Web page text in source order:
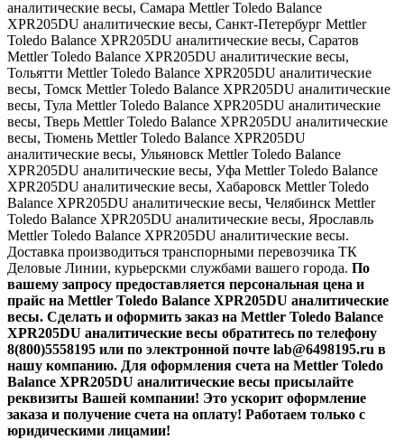
аналитические весы, Самара Mettler Toledo Balance
XPR205DU аналитические весы, Санкт-Петербург Mettler
Toledo Balance XPR205DU аналитические весы, Саратов
Mettler Toledo Balance XPR205DU аналитические весы,
Тольятти Mettler Toledo Balance XPR205DU аналитические
весы, Томск Mettler Toledo Balance XPR205DU аналитические
весы, Тула Mettler Toledo Balance XPR205DU аналитические
весы, Тверь Mettler Toledo Balance XPR205DU аналитические
весы, Тюмень Mettler Toledo Balance XPR205DU
аналитические весы, Ульяновск Mettler Toledo Balance
XPR205DU аналитические весы, Уфа Mettler Toledo Balance
XPR205DU аналитические весы, Хабаровск Mettler Toledo
Balance XPR205DU аналитические весы, Челябинск Mettler
Toledo Balance XPR205DU аналитические весы, Ярославль
Mettler Toledo Balance XPR205DU аналитические весы.
Доставка производиться транспорными перевозчика ТК
Деловые Линии, курьерскми службами вашего города. По
вашему запросу предоставляется персональная цена и
прайс на Mettler Toledo Balance XPR205DU аналитические
весы. Сделать и оформить заказ на Mettler Toledo Balance
XPR205DU аналитические весы обратитесь по телефону
8(800)5558195 или по электронной почте lab@6498195.ru в
нашу компанию. Для оформления счета на Mettler Toledo
Balance XPR205DU аналитические весы присылайте
реквизиты Вашей компании! Это ускорит оформление
заказа и получение счета на оплату! Работаем только с
юридическими лицамии!